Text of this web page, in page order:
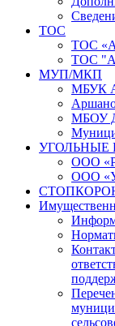
ТОС
ТОС
ТОС
МУП/МКП
МБУК
МБОУ
УГОЛЬНЫЕ
ООО
ООО